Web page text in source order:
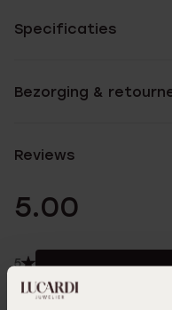
Specificaties
Bezorging &
Reviews
5.00
5
4